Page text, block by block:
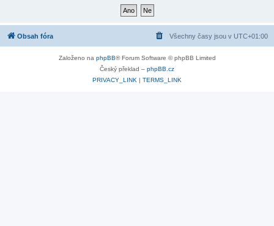
Obsah fóra Všechny časy jsou v UTC+01:00
Založeno na phpBB® Forum Software © phpBB Limited
Český překlad – phpBB.cz
PRIVACY_LINK | TERMS_LINK